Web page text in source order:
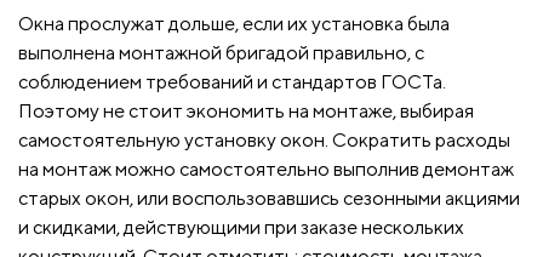
Окна прослужат дольше, если их установка была
выполнена монтажной бригадой правильно, с
соблюдением требований и стандартов ГОСТа.
Поэтому не стоит экономить на монтаже, выбирая
самостоятельную установку окон. Сократить расходы
на монтаж можно самостоятельно выполнив демонтаж
старых окон, или воспользовавшись сезонными акциями
и скидками, действующими при заказе нескольких